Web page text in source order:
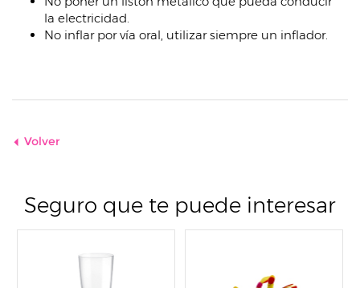
la electricidad.
No inflar por vía oral, utilizar siempre un inflador.
Volver
Seguro que te puede interesar